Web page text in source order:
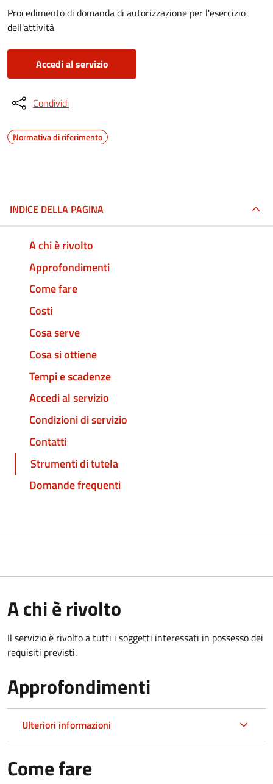
Procedimento di domanda di autorizzazione per l'esercizio
dell'attività
Accedi al servizio
Condividi
Normativa di riferimento
INDICE DELLA PAGINA
A chi è rivolto
Approfondimenti
Come fare
Costi
Cosa serve
Cosa si ottiene
Tempi e scadenze
Accedi al servizio
Condizioni di servizio
Contatti
Strumenti di tutela
Domande frequenti
A chi è rivolto
Il servizio è rivolto a tutti i soggetti interessati in possesso dei
requisiti previsti.
Approfondimenti
Ulteriori informazioni
Come fare